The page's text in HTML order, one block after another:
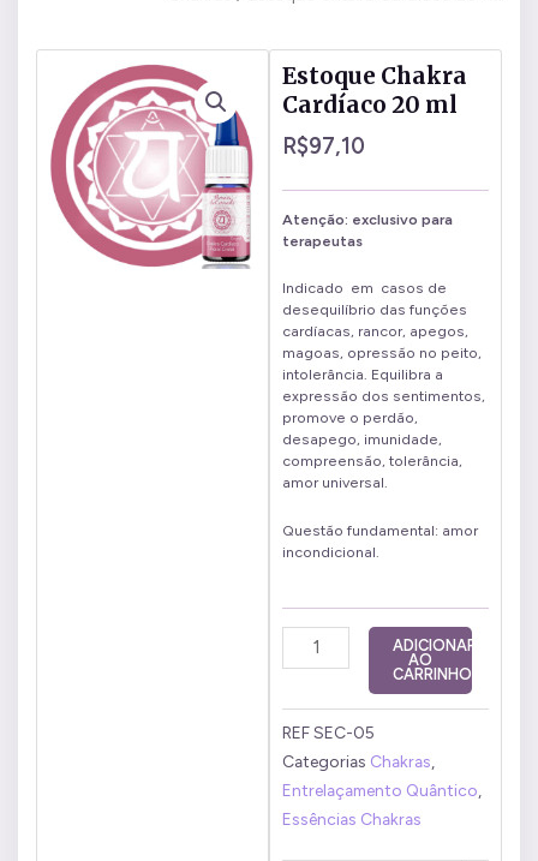
Estoque Chakra
Cardíaco 20 ml
R$97,10
Atenção: exclusivo para
terapeutas
Indicado em casos de
desequilíbrio das funções
cardíacas, rancor, apegos,
magoas, opressão no peito,
intolerância. Equilibra a
expressão dos sentimentos,
promove o perdão,
desapego, imunidade,
compreensão, tolerância,
amor universal.
Questão fundamental: amor
incondicional.
Estoque
Chakra
20
ml
quantidade
ADICIONAR
AO
CARRINHO
REFSEC-05
Categorias Chakras,
Entrelaçamento Quântico,
Essências Chakras